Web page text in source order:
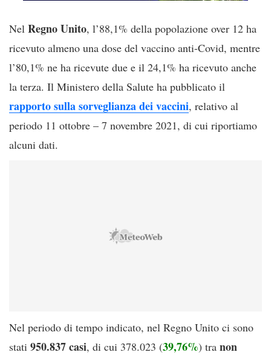
Nel Regno Unito, l’88,1% della popolazione over 12 ha
ricevuto almeno una dose del vaccino anti-Covid, mentre
l’80,1% ne ha ricevute due e il 24,1% ha ricevuto anche
la terza. Il Ministero della Salute ha pubblicato il
rapporto sulla sorveglianza dei vaccini, relativo al
periodo 11 ottobre – 7 novembre 2021, di cui riportiamo
alcuni dati.
Nel periodo di tempo indicato, nel Regno Unito ci sono
stati 950.837casi, di cui 378.023 (39,76%) tra non